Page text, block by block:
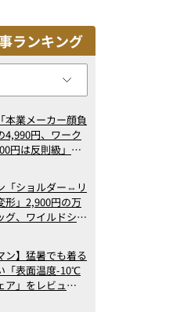
ランキング
本業メーカー顔負
4,990円、ワーク
円は反則級」凄
年6月版）
「ショルダー⇔リ
形」2,900円の万
グ、ワイルドシン
ングベスト3】
版）
ン】猛暑でも着る
「表面温度-10℃
ア」をレビュ